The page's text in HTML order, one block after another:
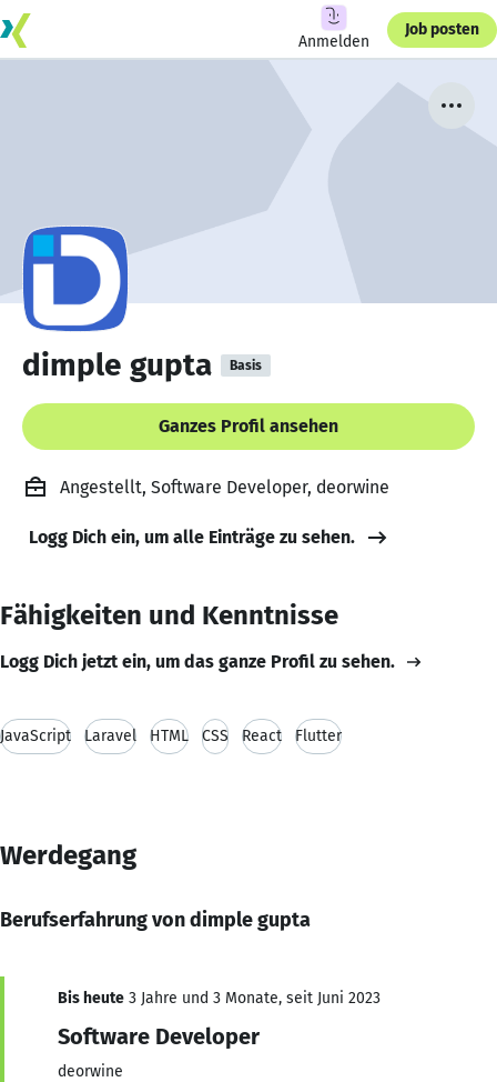
Anmelden
Job posten
dimple gupta Basis
Ganzes Profil ansehen
Angestellt, Software Developer, deorwine
Logg Dich ein, um alle Einträge zu sehen.
Fähigkeiten und Kenntnisse
Logg Dich jetzt ein, um das ganze Profil zu sehen.
JavaScript Laravel HTML CSS React Flutter
Werdegang
Berufserfahrung von dimple gupta
Bis heute 3 Jahre und 3 Monate, seit Juni 2023
Software Developer
deorwine